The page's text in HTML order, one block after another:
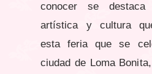
conocer se
artística y cultura
esta feria que se
ciudad de Loma